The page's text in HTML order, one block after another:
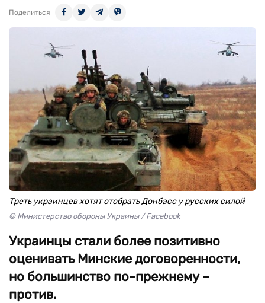
Поделиться
Треть украинцев хотят отобрать Донбасс у русских силой
© Министерство обороны Украины / Facebook
Украинцы стали более позитивно
оценивать Минские договоренности,
но большинство по-прежнему –
против.